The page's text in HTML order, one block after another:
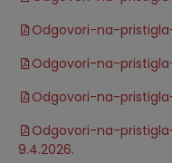
Odgovori-na-
Odgovori-na-
Odgovori-na-
Odgovori-na-
9.4.2026.